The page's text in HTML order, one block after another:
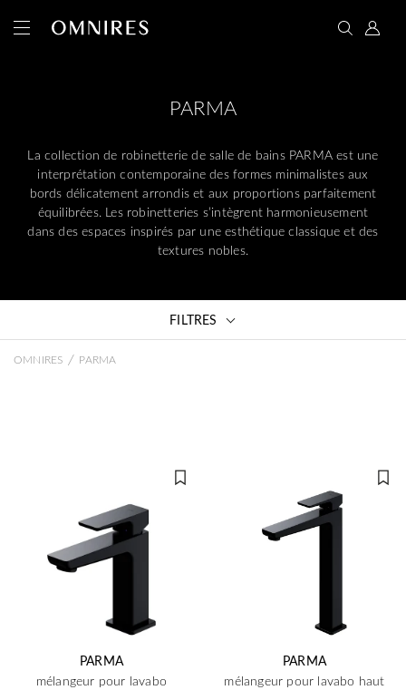
PARMA
La collection de robinetterie de salle de bains PARMA est une
interprétation contemporaine des formes minimalistes aux
bords délicatement arrondis et aux proportions parfaitement
équilibrées. Les robinetteries s’intègrent harmonieusement
dans des espaces inspirés par une esthétique classique et des
textures nobles.
FILTRES
OMNIRES / PARMA
PARMA
mélangeur pour lavabo
PARMA
mélangeur pour lavabo haut